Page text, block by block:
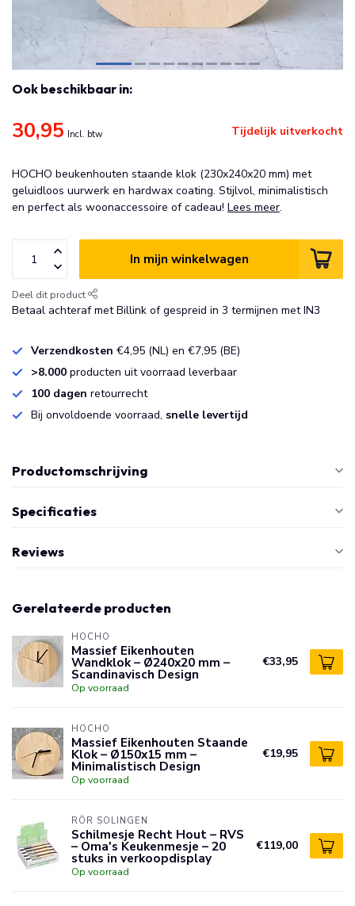
Ook beschikbaar in:
30,95 Incl. btw Tijdelijk uitverkocht
HOCHO beukenhouten staande klok (230x240x20 mm) met
geluidloos uurwerk en hardwax coating. Stijlvol, minimalistisch
en perfect als woonaccessoire of cadeau! Lees meer.
In mijn winkelwagen
Deel dit product
Betaal achteraf met Billink of gespreid in 3 termijnen met IN3
Verzendkosten €4,95 (NL) en €7,95 (BE)
>8.000 producten uit voorraad leverbaar
100 dagen retourrecht
Bij onvoldoende voorraad, snelle levertijd
Productomschrijving
Specificaties
Reviews
Gerelateerde producten
HOCHO
Massief Eikenhouten
Wandklok – Ø240x20 mm –
Scandinavisch Design
Op voorraad
€33,95
HOCHO
Massief Eikenhouten Staande
Klok – Ø150x15 mm –
Minimalistisch Design
Op voorraad
€19,95
RÖR SOLINGEN
Schilmesje Recht Hout – RVS
– Oma's Keukenmesje – 20
stuks in verkoopdisplay
Op voorraad
€119,00